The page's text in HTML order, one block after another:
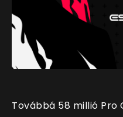
Továbbá 58 millió